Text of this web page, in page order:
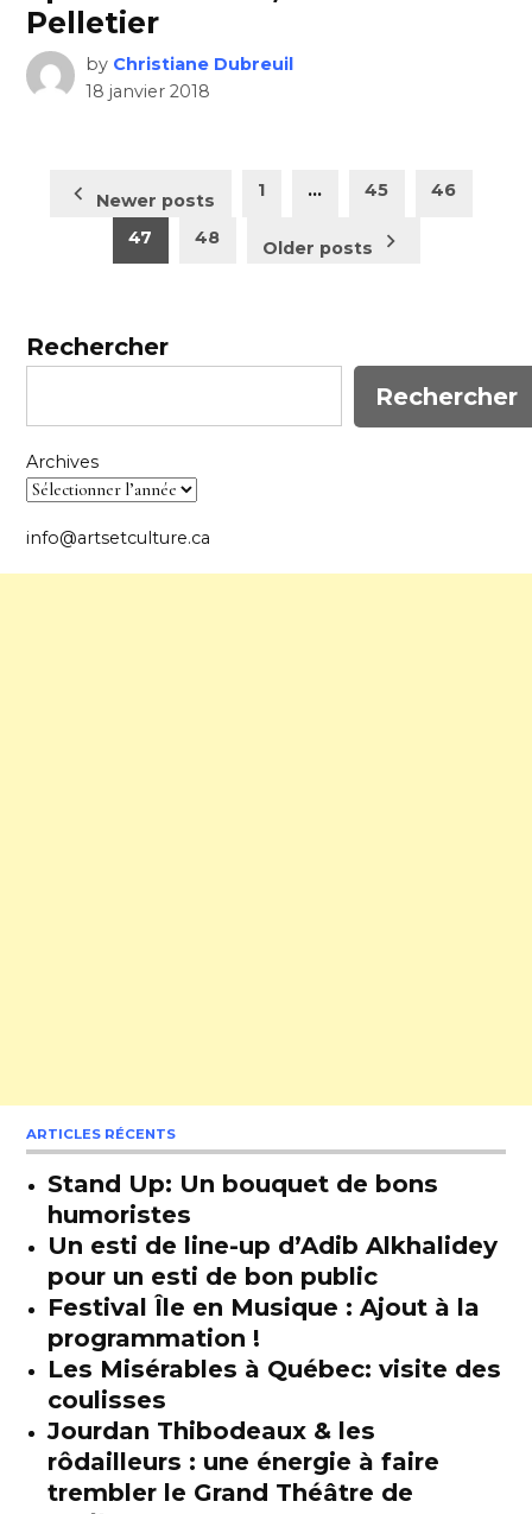
Pelletier
by Christiane Dubreuil
18 janvier 2018
Pagination
publications
Newer posts 1 … 45 46
47 48 Older posts
Rechercher
Rechercher
Archives
info@artsetculture.ca
ARTICLES RÉCENTS
Stand Up: Un bouquet de bons
humoristes
Un esti de line-up d’Adib Alkhalidey
pour un esti de bon public
Festival Île en Musique : Ajout à la
programmation !
Les Misérables à Québec: visite des
coulisses
Jourdan Thibodeaux & les
rôdailleurs : une énergie à faire
trembler le Grand Théâtre de